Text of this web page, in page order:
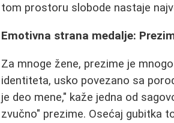
tom prostoru slobode nastaje
Emotivna strana medalje:
Za mnoge žene, prezime je
identiteta, usko povezano sa
je deo mene," kaže jedna od
zvučno" prezime. Osećaj gubitka